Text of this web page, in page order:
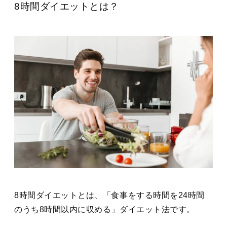
8時間ダイエットとは？
8時間ダイエットとは、 「食事をする時間を24時間
のうち8時間以内に収める」
ダイエット法です。